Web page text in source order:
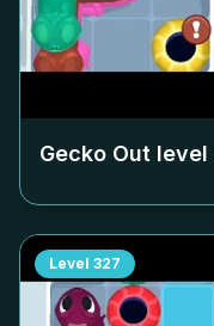
Gecko Out level
Level 327